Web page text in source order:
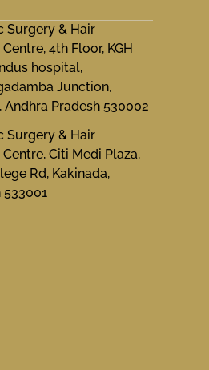
Surgery & Hair
4th Floor, KGH
hospital,
Junction,
Pradesh 530002
Surgery & Hair
Citi Medi Plaza,
Rd, Kakinada,
533001